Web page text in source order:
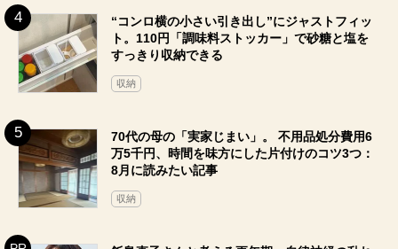
“コンロ横の小さい引き出し”にジャストフィッ
ト。110円「調味料ストッカー」で砂糖と塩を
すっきり収納できる
収納
70代の母の「実家じまい」。 不用品処分費用6
万5千円、時間を味方にした片付けのコツ3つ：
8月に読みたい記事
収納